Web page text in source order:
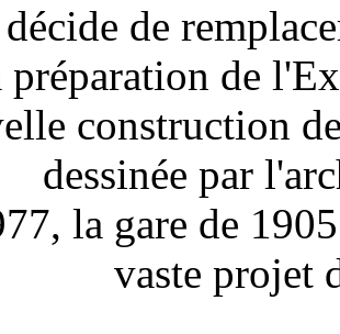
de
préparation de
construction
dessinée par
la gare de
vaste projet